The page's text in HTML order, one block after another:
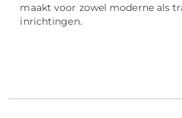
maakt voor zowel moderne als
inrichtingen.